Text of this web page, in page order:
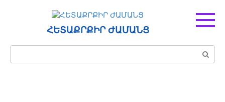
ՀԵՏԱՔՐՔԻՐ ԺԱՄԱՆՑ
Поиск: